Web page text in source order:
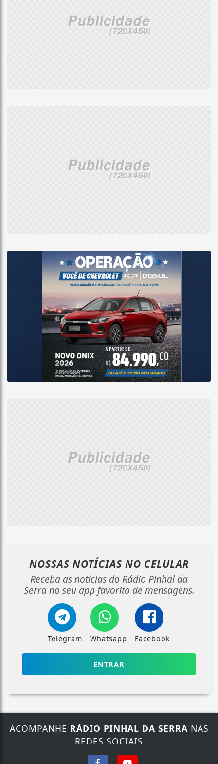
NOSSAS NOTÍCIAS NO CELULAR
Receba as notícias do Rádio Pinhal da
Serra no seu app favorito de mensagens.
Telegram Whatsapp Facebook
ENTRAR
ACOMPANHE RÁDIO PINHAL DA SERRA NAS
REDES SOCIAIS